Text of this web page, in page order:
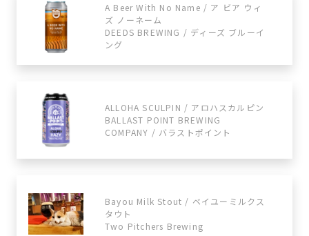
A Beer With No Name / ア ビア ウィ
ズ ノーネーム
DEEDS BREWING / ディーズ ブルーイ
ング
ALLOHA SCULPIN / アロハスカルピン
BALLAST POINT BREWING
COMPANY / バラストポイント
Bayou Milk Stout / ベイユーミルクス
タウト
Two Pitchers Brewing